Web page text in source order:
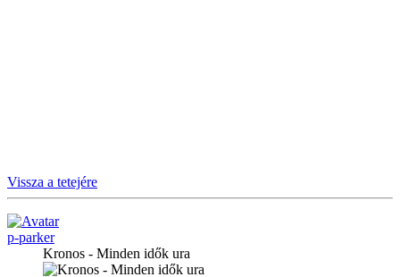
Vissza a tetejére
p-parker
Kronos - Minden idők ura